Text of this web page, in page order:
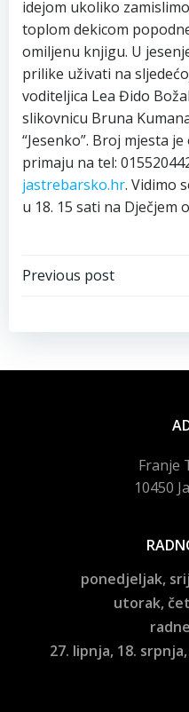
idejom ukoliko
toplom dekicom
omiljenu knjigu. U
prilike uživati na
voditeljica Lea Đido
slikovnicu Bruna
“Jesenko”. Broj mjesta
primaju na tel:
jastrebarsko.hr. Vidimo
u 18. 15 sati na Dječjem
Navigacija
objava
Previous post
Franje
10450
ponedjeljak,
utorak,
27. lipnja, 18.